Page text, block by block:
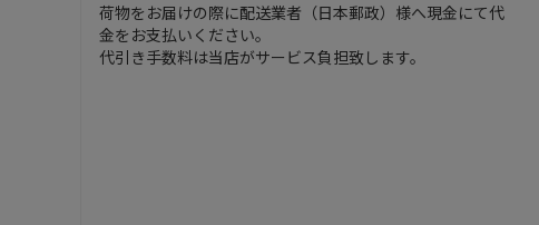
荷物をお届けの際に配送業者（日本郵政）様へ現金にて代
金をお支払いください。
代引き手数料は当店がサービス負担致します。